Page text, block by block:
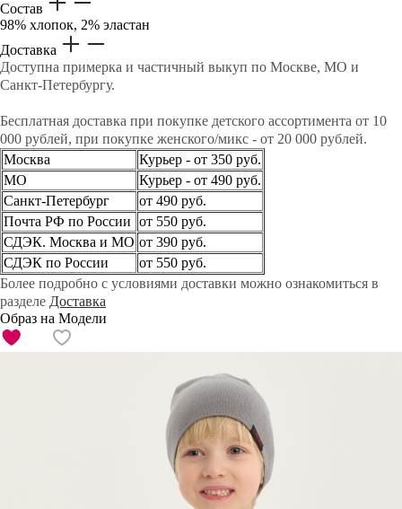
Состав
98% хлопок, 2% эластан
Доставка
Доступна примерка и частичный выкуп по Москве, МО и
Санкт-Петербургу.
Бесплатная доставка при покупке детского ассортимента от 10
000 рублей, при покупке женского/микс - от 20 000 рублей.
Москва
Курьер - от 350 руб.
МО
Курьер - от 490 руб.
Санкт-Петербург
от 490 руб.
Почта РФ по России от 550 руб.
СДЭК. Москва и МО от 390 руб.
СДЭК по России
от 550 руб.
Более подробно с условиями доставки можно ознакомиться в
разделе Доставка
Образ на Модели